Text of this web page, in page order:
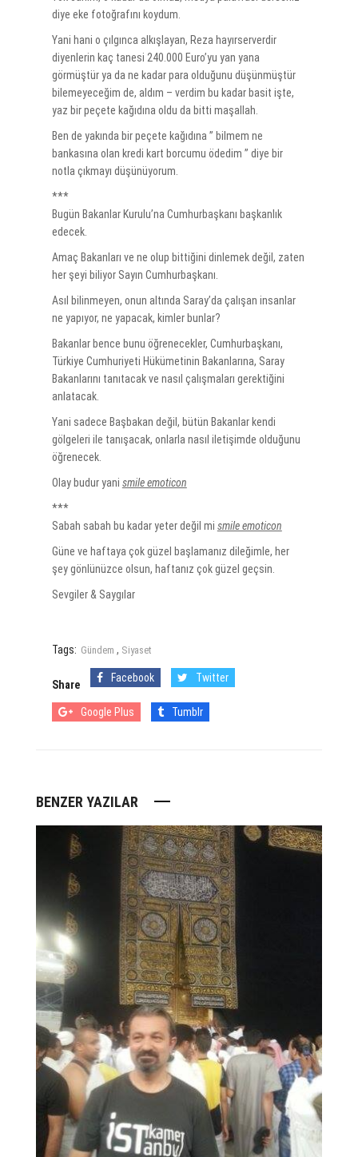
diye eke fotoğrafını koydum.
Yani hani o çılgınca alkışlayan, Reza hayırserverdir
diyenlerin kaç tanesi 240.000 Euro’yu yan yana
görmüştür ya da ne kadar para olduğunu düşünmüştür
bilemeyeceğim de, aldım – verdim bu kadar basit işte,
yaz bir peçete kağıdına oldu da bitti maşallah.
Ben de yakında bir peçete kağıdına ” bilmem ne
bankasına olan kredi kart borcumu ödedim ” diye bir
notla çıkmayı düşünüyorum.
***
Bugün Bakanlar Kurulu’na Cumhurbaşkanı başkanlık
edecek.
Amaç Bakanları ve ne olup bittiğini dinlemek değil, zaten
her şeyi biliyor Sayın Cumhurbaşkanı.
Asıl bilinmeyen, onun altında Saray’da çalışan insanlar
ne yapıyor, ne yapacak, kimler bunlar?
Bakanlar bence bunu öğrenecekler, Cumhurbaşkanı,
Türkiye Cumhuriyeti Hükümetinin Bakanlarına, Saray
Bakanlarını tanıtacak ve nasıl çalışmaları gerektiğini
anlatacak.
Yani sadece Başbakan değil, bütün Bakanlar kendi
gölgeleri ile tanışacak, onlarla nasıl iletişimde olduğunu
öğrenecek.
Olay budur yani smile emoticon
***
Sabah sabah bu kadar yeter değil mi smile emoticon
Güne ve haftaya çok güzel başlamanız dileğimle, her
şey gönlünüzce olsun, haftanız çok güzel geçsin.
Sevgiler & Saygılar
Tags: Gündem , Siyaset
Share
Facebook Twitter
Google Plus Tumblr
BENZER YAZILAR